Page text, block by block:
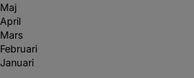
Maj
April
Mars
Februari
Januari